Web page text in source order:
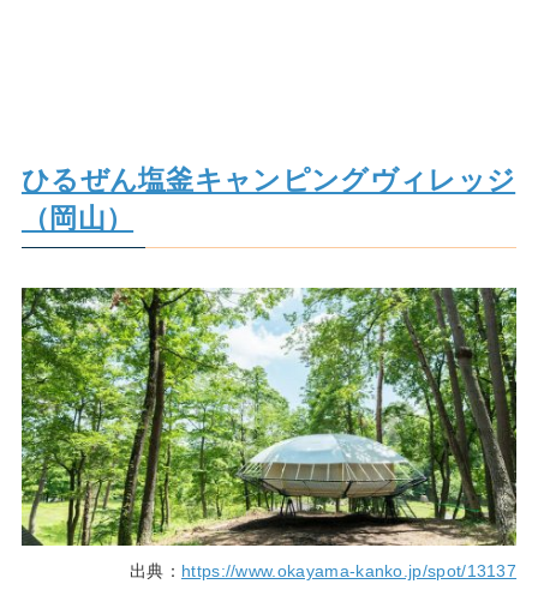
ひるぜん塩釜キャンピングヴィレッジ
（岡山）
出典： https://www.okayama-kanko.jp/spot/13137